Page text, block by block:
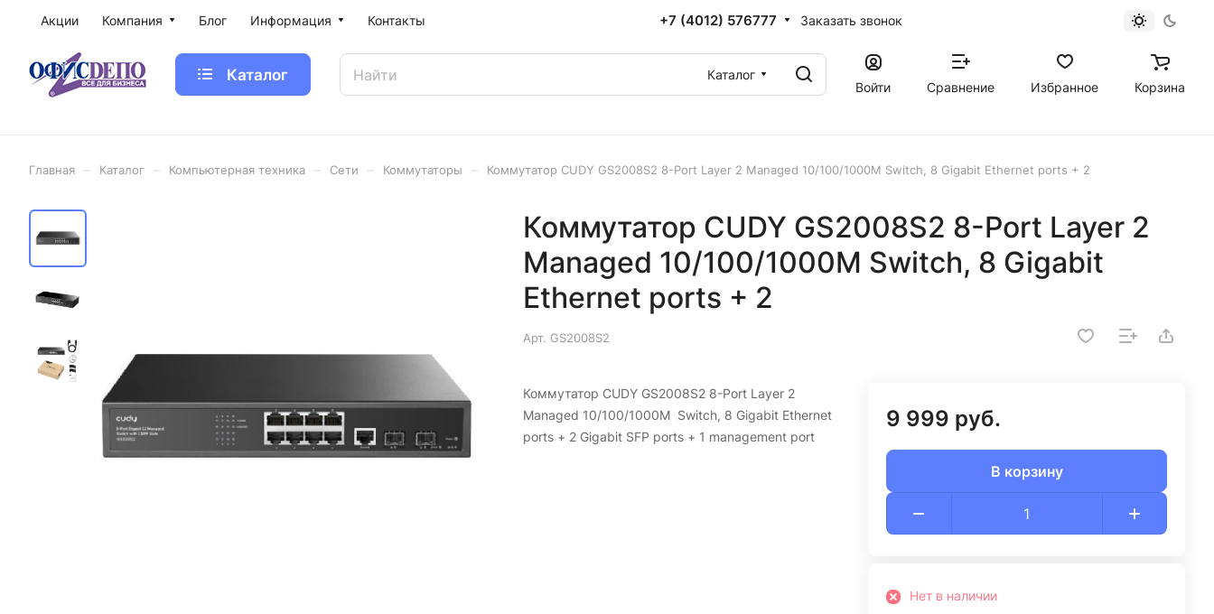
Акции Компания Блог Информация Контакты +7 (4012) 576777 Заказать звонок
Каталог
Каталог
Войти
Сравнение Избранное Корзина
Главная Каталог Компьютерная техника Сети Коммутаторы Коммутатор CUDY GS2008S2 8-Port Layer 2 Managed 10/100/1000M Switch, 8 Gigabit Ethernet ports + 2
Коммутатор CUDY GS2008S2 8-Port Layer 2
Managed 10/100/1000M Switch, 8 Gigabit
Ethernet ports + 2
Арт. GS2008S2
Коммутатор CUDY GS2008S2 8-Port Layer 2
Managed 10/100/1000M Switch, 8 Gigabit Ethernet
ports + 2 Gigabit SFP ports + 1 management port
9 999 руб.
В корзину
Нет в наличии